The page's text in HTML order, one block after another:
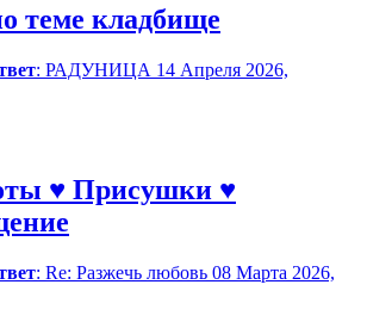
теме кладбище
: РАДУНИЦА 14 Апреля 2026,
♥ Присушки ♥
: Re: Разжечь любовь 08 Марта 2026,